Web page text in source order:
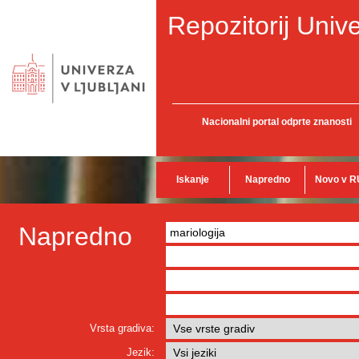
Repozitorij
Nacionalni portal odprte znanosti
Iskanje Napredno Novo v
Napredno
Vrsta gradiva:
Jezik: